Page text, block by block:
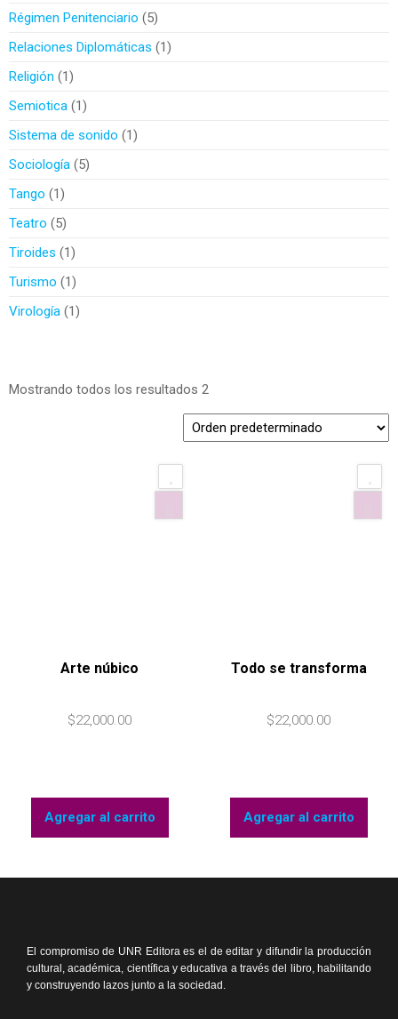
Régimen Penitenciario
5
Relaciones Diplomáticas
1
Religión
1
Semiotica 1
Sistema de sonido
1
Sociología 5
Tango
1
Teatro
5
Tiroides
1
Turismo
1
Virología 1
Mostrando todos los resultados 2
Arte núbico
$22,000.00
Agregar al carrito
Todo se transforma
$22,000.00
Agregar al carrito
El compromiso de UNR Editora es el de editar y difundir la producción
cultural, académica, científica y educativa a través del libro, habilitando
y construyendo lazos junto a la sociedad.